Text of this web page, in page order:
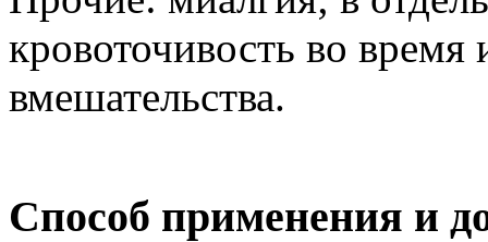
кровоточивость во время
вмешательства.
Способ применения и